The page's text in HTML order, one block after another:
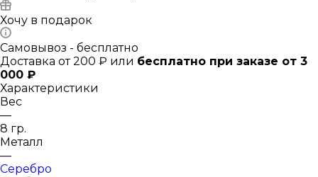
Хочу в подарок
Самовывоз - бесплатно
Доставка от 200 ₽ или бесплатно при заказе от 3
000 ₽
Характеристики
Вес
—
8 гр.
Металл
—
Серебро